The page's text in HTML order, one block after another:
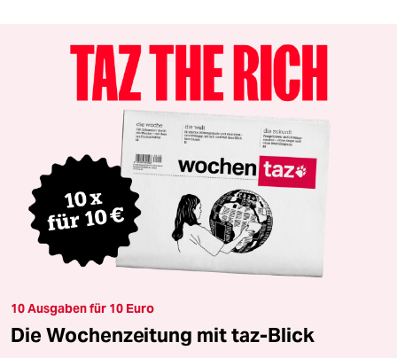
10 Ausgaben für 10 Euro
Die Wochenzeitung mit taz-Blick